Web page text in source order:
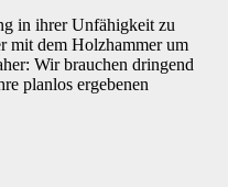
in ihrer Unfähigkeit zu
mit dem Holzhammer um
Wir brauchen dringend
planlos ergebenen